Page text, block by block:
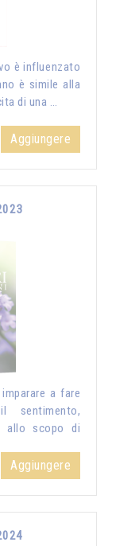
è influenzato
è simile alla
di una …
Aggiungere
a fare
allo scopo di
Aggiungere